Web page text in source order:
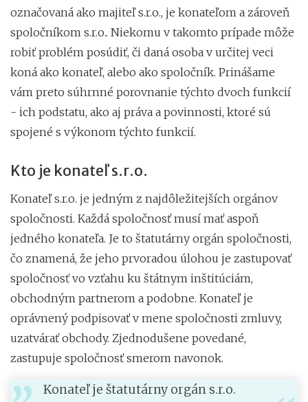
označovaná ako majiteľ s.r.o., je konateľom a zároveň
spoločníkom s.r.o.. Niekomu v takomto prípade môže
robiť problém posúdiť, či daná osoba v určitej veci
koná ako konateľ, alebo ako spoločník. Prinášame
vám preto súhrnné porovnanie týchto dvoch funkcií
- ich podstatu, ako aj práva a povinnosti, ktoré sú
spojené s výkonom týchto funkcií.
Kto je konateľ s.r.o.
Konateľ s.r.o. je jedným z najdôležitejších orgánov
spoločnosti. Každá spoločnosť musí mať aspoň
jedného konateľa. Je to štatutárny orgán spoločnosti,
čo znamená, že jeho prvoradou úlohou je zastupovať
spoločnosť vo vzťahu ku štátnym inštitúciám,
obchodným partnerom a podobne. Konateľ je
oprávnený podpisovať v mene spoločnosti zmluvy,
uzatvárať obchody. Zjednodušene povedané,
zastupuje spoločnosť smerom navonok.
Konateľ je štatutárny orgán s.r.o.